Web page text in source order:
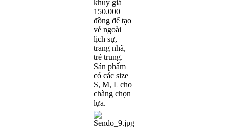
khuy giá
150.000
đồng để tạo
vẻ ngoài
lịch sự,
trang nhã,
trẻ trung.
Sản phẩm
có các size
S, M, L cho
chàng chọn
lựa.